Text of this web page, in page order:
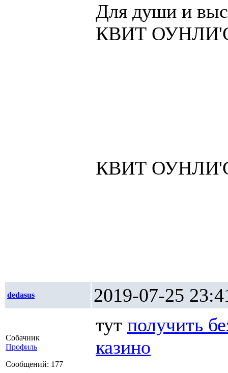
Для души и
КВИТ
КВИТ
dedasus 2019-07-25
Собачник
Профиль
Сообщений: 177
тут получить
казино